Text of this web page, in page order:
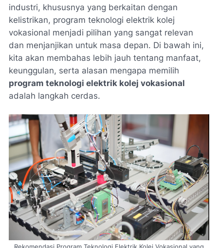
industri, khususnya yang berkaitan dengan
kelistrikan, program teknologi elektrik kolej
vokasional menjadi pilihan yang sangat relevan
dan menjanjikan untuk masa depan. Di bawah ini,
kita akan membahas lebih jauh tentang manfaat,
keunggulan, serta alasan mengapa memilih
program teknologi elektrik kolej vokasional
adalah langkah cerdas.